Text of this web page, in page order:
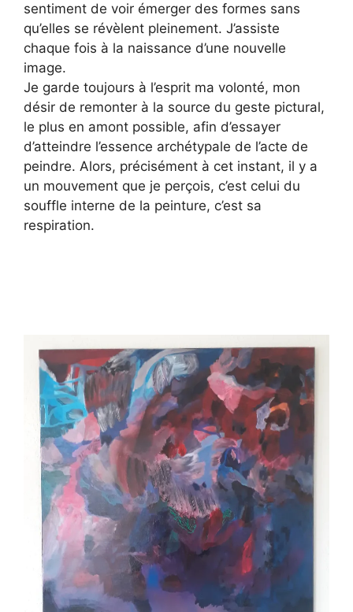
sentiment de voir émerger des formes sans
qu’elles se révèlent pleinement. J’assiste
chaque fois à la naissance d’une nouvelle
image.
Je garde toujours à l’esprit ma volonté, mon
désir de remonter à la source du geste pictural,
le plus en amont possible, afin d’essayer
d’atteindre l’essence archétypale de l’acte de
peindre. Alors, précisément à cet instant, il y a
un mouvement que je perçois, c’est celui du
souffle interne de la peinture, c’est sa
respiration.